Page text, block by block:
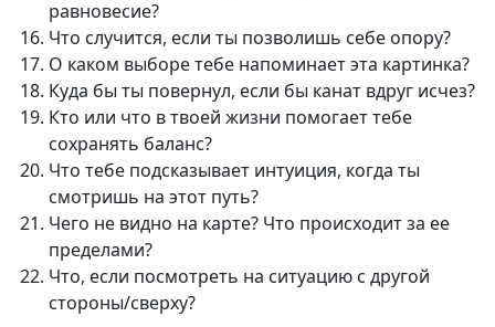
равновесие?
Что случится, если ты позволишь себе опору?
О каком выборе тебе напоминает эта картинка?
Куда бы ты повернул, если бы канат вдруг исчез?
Кто или что в твоей жизни помогает тебе
сохранять баланс?
Что тебе подсказывает интуиция, когда ты
смотришь на этот путь?
Чего не видно на карте? Что происходит за ее
пределами?
Что, если посмотреть на ситуацию с другой
стороны/сверху?